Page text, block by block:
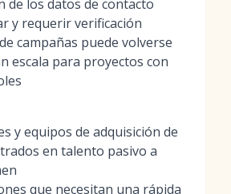
de los datos de contacto
y requerir verificación
campañas puede volverse
escala para proyectos con
y equipos de adquisición de
en talento pasivo a
que necesitan una rápida